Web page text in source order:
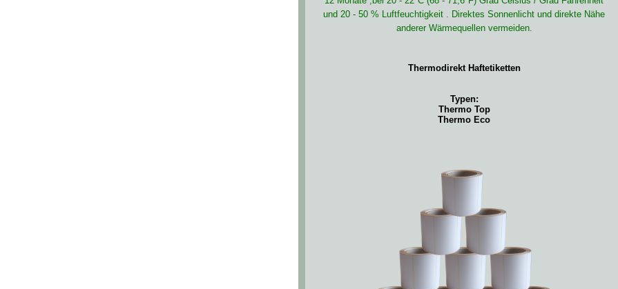
und 20 - 50 % Luftfeuchtigkeit . Direktes Sonnenlicht und direkte Nähe
anderer Wärmequellen vermeiden.
Thermodirekt Haftetiketten
Typen:
Thermo Top
Thermo Eco